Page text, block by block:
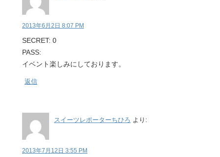
2013年6月2日 8:07 PM
SECRET: 0
PASS:
イベント楽しみにしております。
返信
スイーツレポーターちひろ より:
2013年7月12日 3:55 PM